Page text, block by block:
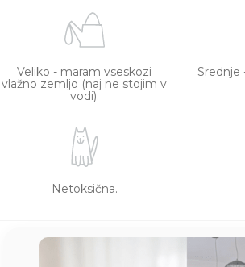
Veliko - maram vseskozi
vlažno zemljo (naj ne stojim v
vodi).
Srednje
Netoksična.